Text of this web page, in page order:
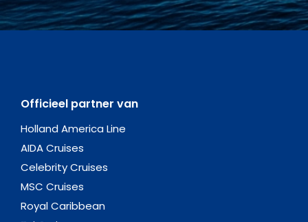
Officieel partner van
Holland America Line
AIDA Cruises
Celebrity Cruises
MSC Cruises
Royal Caribbean